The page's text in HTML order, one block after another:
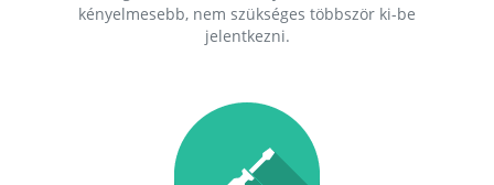
kényelmesebb, nem szükséges többször ki-be
jelentkezni.